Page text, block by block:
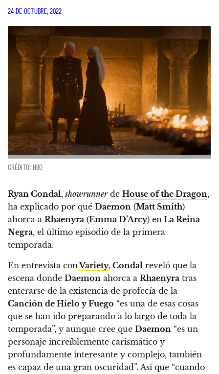
24 DE OCTUBRE, 2022
CRÉDITO: HBO
Ryan Condal, showrunnerde House of the Dragon,
ha explicado por qué Daemon (Matt Smith)
ahorca a Rhaenyra (Emma D’Arcy) en La Reina
Negra, el último episodio de la primera
temporada.
En entrevista conVariety, Condal reveló que la
escena donde Daemon ahorca a Rhaenyra tras
enterarse de la existencia de profecía de la
Canción de Hielo y Fuego “es una de esas cosas
que se han ido preparando a lo largo de toda la
temporada”, y aunque cree que Daemon “es un
personaje increíblemente carismático y
profundamente interesante y complejo, también
es capaz de una gran oscuridad”. Así que “cuando